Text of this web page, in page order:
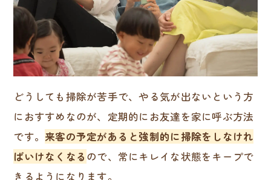
どうしても掃除が苦手で、やる気が出ないという方
におすすめなのが、定期的にお友達を家に呼ぶ方法
です。 来客の予定があると強制的に掃除をしなけれ
ばいけなくなる ので、常にキレイな状態をキープで
きるようになります。